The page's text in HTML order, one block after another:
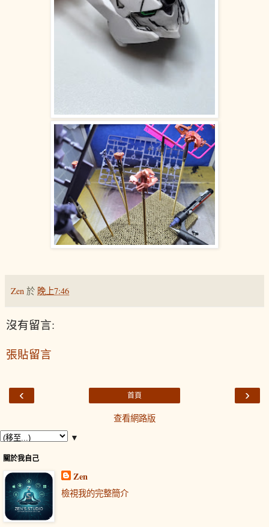
Zen 於 晚上7:46
沒有留言:
張貼留言
‹ ›
首頁
查看網路版
▼
關於我自己
Zen
檢視我的完整簡介